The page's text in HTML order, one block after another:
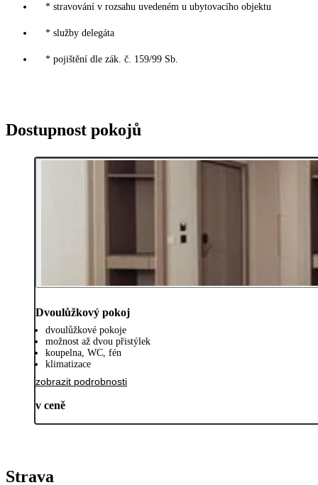
* stravování v rozsahu uvedeném u ubytovacího objektu
* služby delegáta
* pojištění dle zák. č. 159/99 Sb.
Dostupnost pokojů
Dvoulůžkový pokoj
dvoulůžkové pokoje
možnost až dvou přistýlek
koupelna, WC, fén
klimatizace
zobrazit podrobnosti
v ceně
Strava